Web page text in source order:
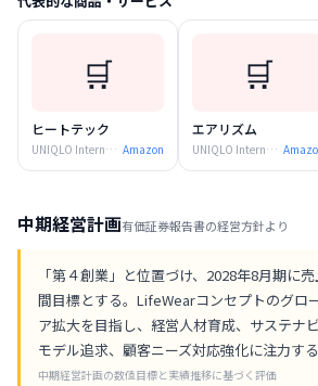
🛒
ヒートテック
UNIQLO International 56.2% Amazon
🛒
エアリズム
UNIQLO International 56.2%
中期経営計画有価証券報告書の経営方針より
「第４創業」と位置づけ、2028年8月期に
間目標とする。LifeWearコンセプトのグロ
ア拡大を目指し、経営人材育成、サステナ
モデル追求、顧客ニーズ対応強化に注力する
中期経営計画の数値目標と実績推移に基づく評価